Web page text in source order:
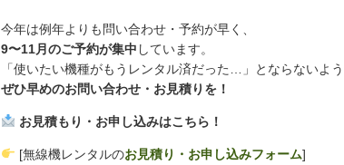
今年は例年よりも問い合わせ・予約が早く、
9〜11月のご予約が集中 しています。
「使いたい機種がもうレンタル済だった…」とならないよ
ぜひ早めのお問い合わせ・お見積りを！
お見積もり・お申し込みはこちら！
[無線機レンタルのお見積り・お申し込みフォーム]